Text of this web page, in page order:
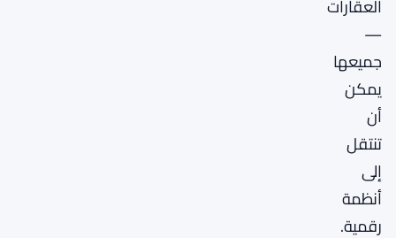
العقارات
—
جميعها
يمكن
أن
تنتقل
إلى
أنظمة
رقمية.